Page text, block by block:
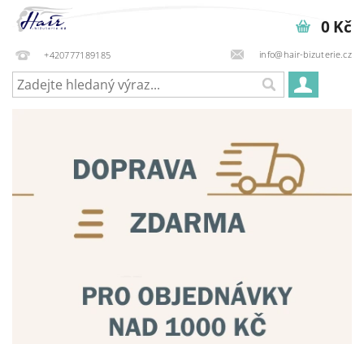
+420777189185 info@hair-bizuterie.cz
0 Kč